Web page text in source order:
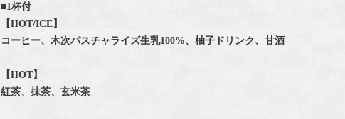
■1杯付
【HOT/ICE】
コーヒー、木次パスチャライズ生乳100%、柚子ドリンク、甘酒
【HOT】
紅茶、抹茶、玄米茶